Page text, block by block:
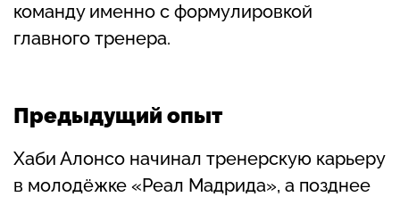
команду именно с формулировкой
главного тренера.
Предыдущий опыт
Хаби Алонсо начинал тренерскую карьеру
в молодёжке «Реал Мадрида», а позднее